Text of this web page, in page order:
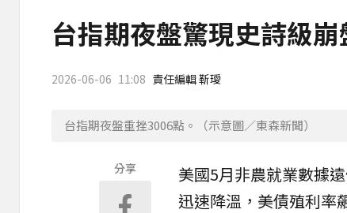
台指期夜盤驚現史詩級
2026-06-06 11:08 責任編輯 靳璦
台指期夜盤重挫3006點。（示意圖／東森新聞）
分享
美國5月非農就業數據
迅速降溫，美債殖利率